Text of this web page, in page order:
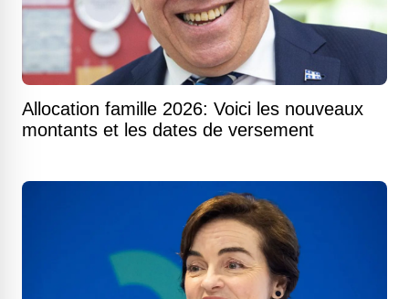
Allocation famille 2026: Voici les nouveaux
montants et les dates de versement